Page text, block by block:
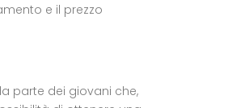
e il prezzo
parte dei giovani che,